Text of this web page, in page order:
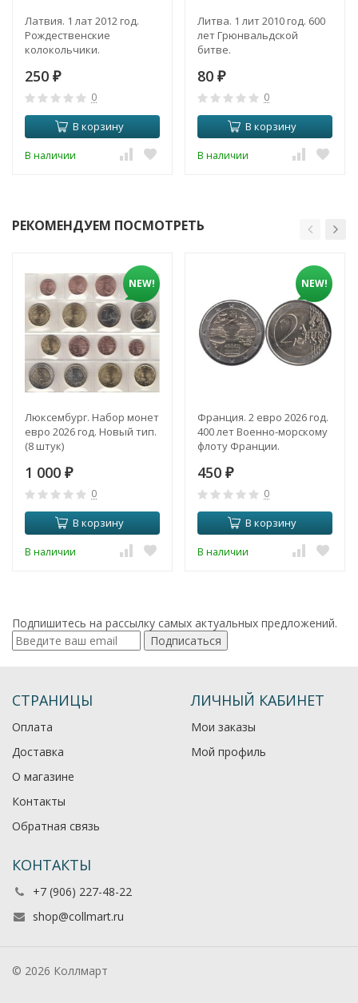
Латвия. 1 лат 2012 год.
Рождественские
колокольчики.
250 ₽
0
В корзину
В наличии
Литва. 1 лит 2010 год. 600
лет Грюнвальдской
битве.
80 ₽
0
В корзину
В наличии
РЕКОМЕНДУЕМ ПОСМОТРЕТЬ
NEW!
Люксембург. Набор монет
евро 2026 год. Новый тип.
(8 штук)
1 000 ₽
0
В корзину
В наличии
NEW!
Франция. 2 евро 2026 год.
400 лет Военно-морскому
флоту Франции.
450 ₽
0
В корзину
В наличии
Подпишитесь на рассылку самых актуальных предложений.
Подписаться
СТРАНИЦЫ
Оплата
Доставка
О магазине
Контакты
Обратная связь
ЛИЧНЫЙ КАБИНЕТ
Мои заказы
Мой профиль
КОНТАКТЫ
+7 (906) 227-48-22
shop@collmart.ru
© 2026 Коллмарт